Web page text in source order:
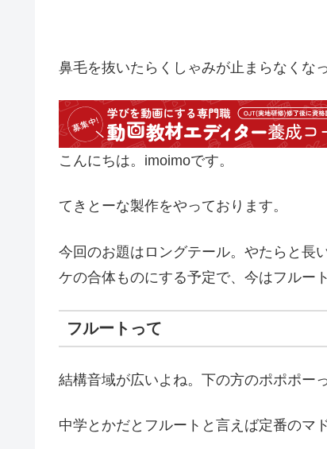
鼻毛を抜いたらくしゃみが止まらなくな
こんにちは。imoimoです。
てきとーな製作をやっております。
今回のお題はロングテール。やたらと長
ケの合体ものにする予定で、今はフルー
フルートって
結構音域が広いよね。下の方のポポポー
中学とかだとフルートと言えば定番のマ